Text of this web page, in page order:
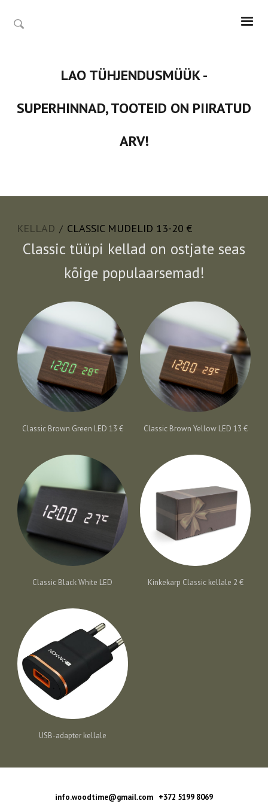
LAO TÜHJENDUSMÜÜK -
SUPERHINNAD, TOOTEID ON PIIRATUD
ARV!
KELLAD / CLASSIC MUDELID 13-20 €
Classic tüüpi kellad on ostjate seas
kõige populaarsemad!
Classic Brown Green LED 13 € Classic Brown Yellow LED 13 €
Classic Black White LED Kinkekarp Classic kellale 2 €
USB-adapter kellale
info.woodtime@gmail.com +372 5199 8069